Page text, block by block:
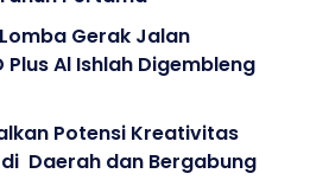
Gerak Jalan
Plus Al Ishlah Digembleng
Potensi Kreativitas
Daerah dan Bergabung